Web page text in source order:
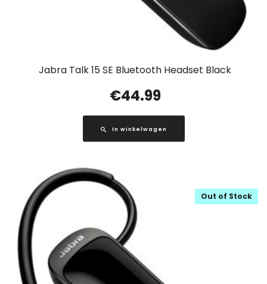
Jabra Talk 15 SE Bluetooth Headset Black
€44.99
In winkelwagen
Out of Stock